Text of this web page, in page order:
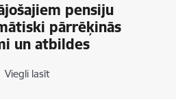
pensiju
pārrēķinās
un atbildes
Viegli lasīt